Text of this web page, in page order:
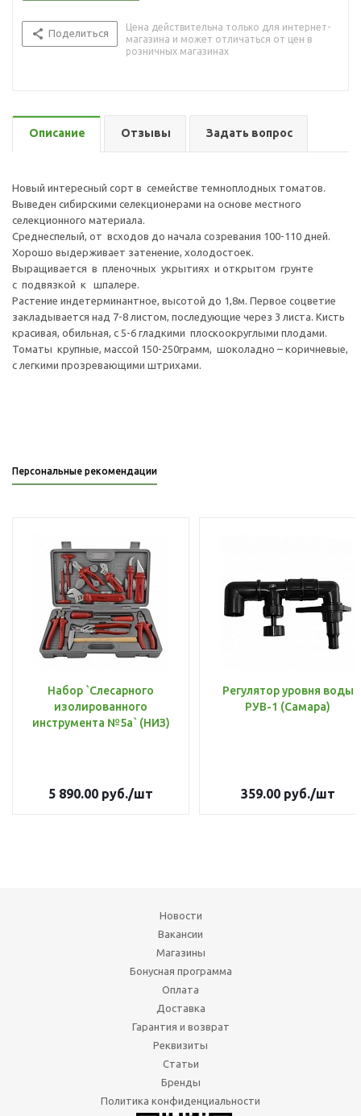
Поделиться
Цена действительна только для интернет-
магазина и может отличаться от цен в
розничных магазинах
Описание Отзывы Задать вопрос
Новый интересный сорт в семействе темноплодных томатов.
Выведен сибирскими селекционерами на основе местного
селекционного материала.
Среднеспелый, от всходов до начала созревания 100-110 дней.
Хорошо выдерживает затенение, холодостоек.
Выращивается в пленочных укрытиях и открытом грунте
с подвязкой к шпалере.
Растение индетерминантное, высотой до 1,8м. Первое соцветие
закладывается над 7-8 листом, последующие через 3 листа. Кисть
красивая, обильная, с 5-6 гладкими плоскоокруглыми плодами.
Томаты крупные, массой 150-250грамм, шоколадно – коричневые,
с легкими прозревающими штрихами.
Персональные рекомендации
Набор `Слесарного
изолированного
инструмента №5а` (НИЗ)
5 890.00 руб./шт
Регулятор уровня воды
РУВ-1 (Самара)
359.00руб./шт
Новости
Вакансии
Магазины
Бонусная программа
Оплата
Доставка
Гарантия и возврат
Реквизиты
Статьи
Бренды
Политика конфиденциальности